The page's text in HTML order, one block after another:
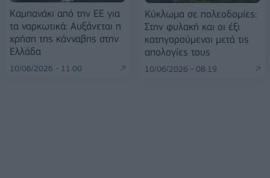
Καμπανάκι από την ΕΕ για
τα ναρκωτικά: Αυξάνεται η
χρήση της κάνναβης στην
Ελλάδα
10/06/2026 - 11:00
Κύκλωμα σε πολεοδομίες:
Στην φυλακή και οι έξι
κατηγορούμενοι μετά τις
απολογίες τους
10/06/2026 - 08:19